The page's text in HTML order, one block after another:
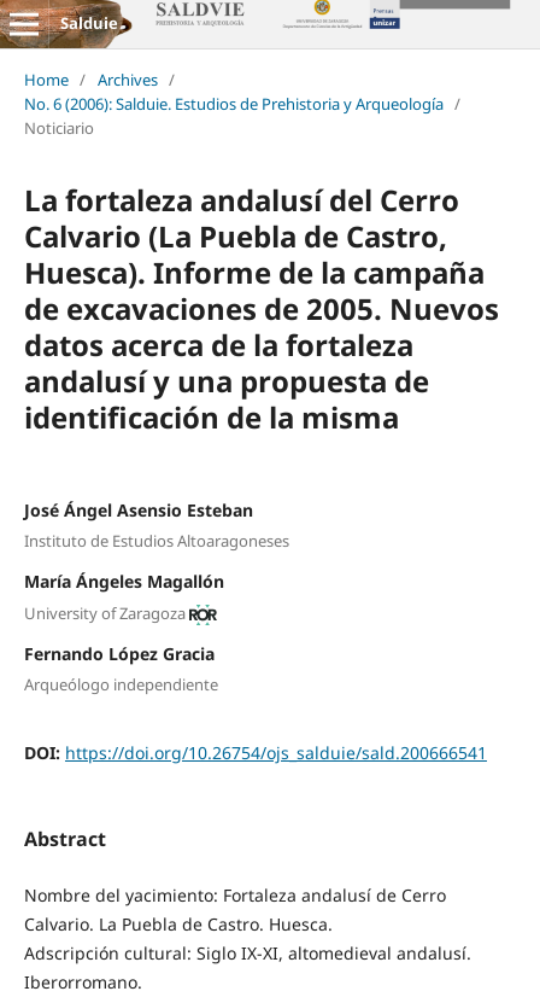
Salduie
Home / Archives /
No. 6 (2006): Salduie. Estudios de Prehistoria y Arqueología /
Noticiario
La fortaleza andalusí del Cerro
Calvario (La Puebla de Castro,
Huesca). Informe de la campaña
de excavaciones de 2005. Nuevos
datos acerca de la fortaleza
andalusí y una propuesta de
identificación de la misma
José Ángel Asensio Esteban
Instituto de Estudios Altoaragoneses
María Ángeles Magallón
University of Zaragoza
Fernando López Gracia
Arqueólogo independiente
DOI: https://doi.org/10.26754/ojs_salduie/sald.200666541
Abstract
Nombre del yacimiento: Fortaleza andalusí de Cerro
Calvario. La Puebla de Castro. Huesca.
Adscripción cultural: Siglo IX-XI, altomedieval andalusí.
Iberorromano.